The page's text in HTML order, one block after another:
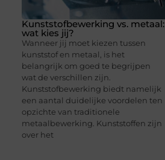
Kunststofbewerking vs. metaal:
wat kies jij?
Wanneer jij moet kiezen tussen
kunststof en metaal, is het
belangrijk om goed te begrijpen
wat de verschillen zijn.
Kunststofbewerking biedt namelijk
een aantal duidelijke voordelen ten
opzichte van traditionele
metaalbewerking. Kunststoffen zijn
over het